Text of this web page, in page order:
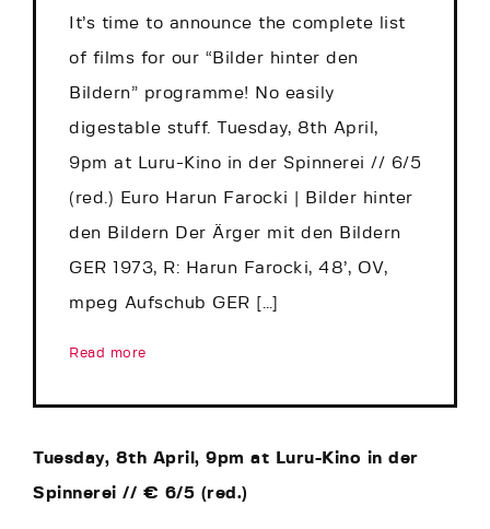
It’s time to announce the complete list
of films for our “Bilder hinter den
Bildern” programme! No easily
digestable stuff. Tuesday, 8th April,
9pm at Luru-Kino in der Spinnerei // 6/5
(red.) Euro Harun Farocki | Bilder hinter
den Bildern Der Ärger mit den Bildern
GER 1973, R: Harun Farocki, 48’, OV,
mpeg Aufschub GER […]
Read more
Tuesday, 8th April, 9pm at Luru-Kino in der
Spinnerei // € 6/5 (red.)